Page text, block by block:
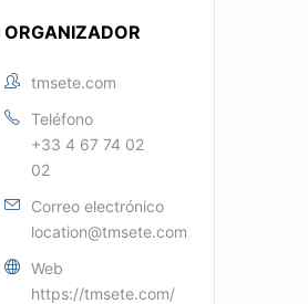
ORGANIZADOR
tmsete.com
Teléfono
+33 4 67 74 02
02
Correo electrónico
location@tmsete.com
Web
https://tmsete.com/